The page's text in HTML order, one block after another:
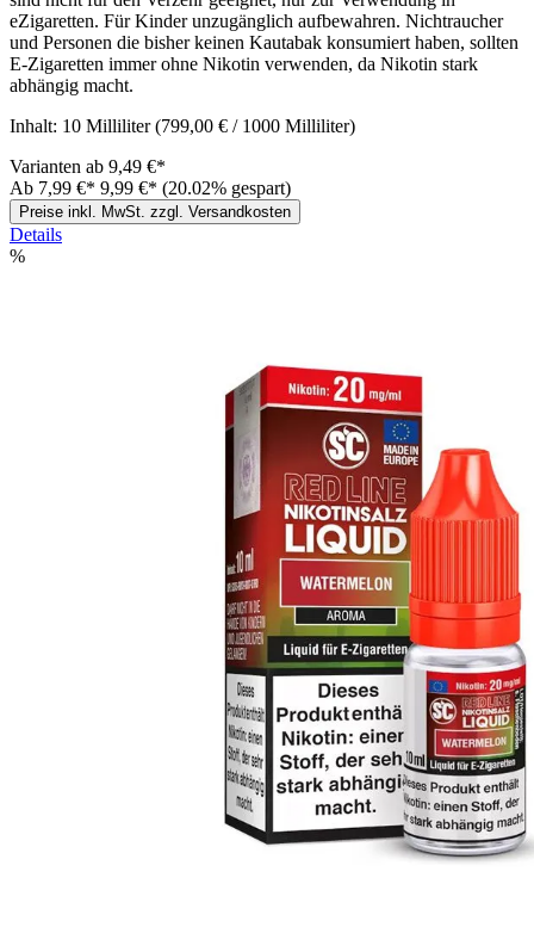
eZigaretten. Für Kinder unzugänglich aufbewahren. Nichtraucher
und Personen die bisher keinen Kautabak konsumiert haben, sollten
E-Zigaretten immer ohne Nikotin verwenden, da Nikotin stark
abhängig macht.
Inhalt: 10 Milliliter(799,00 € / 1000 Milliliter)
Varianten ab 9,49 €*
Ab 7,99 €* 9,99 €* (20.02% gespart)
Preise inkl. MwSt. zzgl. Versandkosten
Details
%